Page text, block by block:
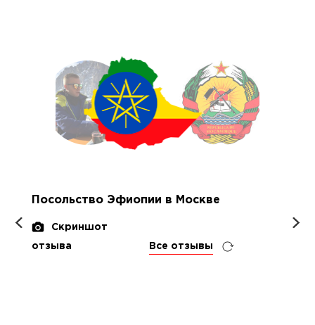
Посольство Эфиопии в Москве
Скриншот
отзыва Все отзывы